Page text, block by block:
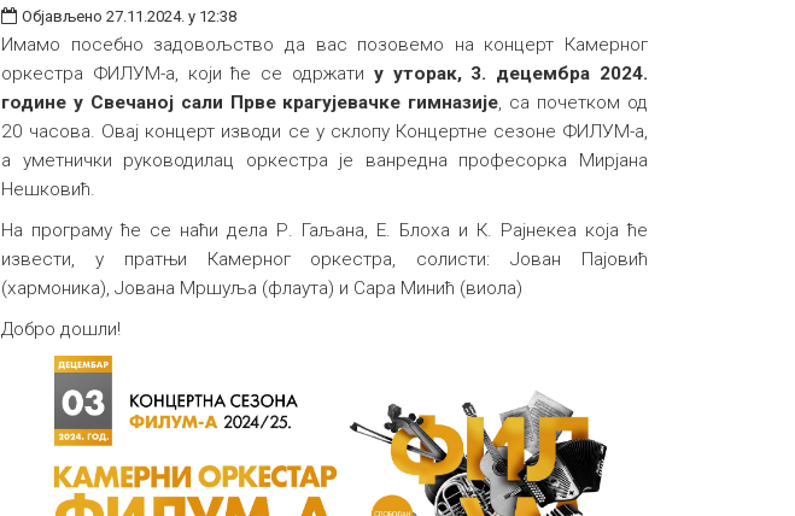
Објављено 27.11.2024. у 12:38
Имамо посебно задовољство да вас позовемо на концерт Камерног
оркестра ФИЛУМ-а, који ће се одржати у уторак, 3. децембра 2024.
године у Свечаној сали Прве крагујевачке гимназије, са почетком од
20 часова. Овај концерт изводи се у склопу Концертне сезоне ФИЛУМ-а,
а уметнички руководилац оркестра је ванредна професорка Мирјанa
Нешковић.
На програму ће се наћи дела Р. Гаљана, Е. Блоха и К. Рајнекеа која ће
извести, у пратњи Камерног оркестра, солисти: Јован Пајовић
(хармоника), Јована Мршуља (флаута) и Сара Минић (виола)
Добро дошли!